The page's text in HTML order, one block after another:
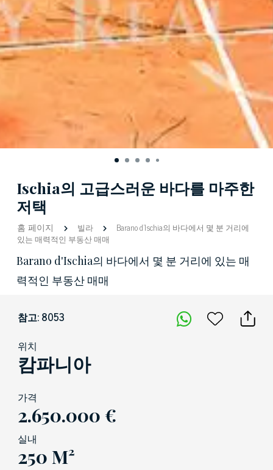
Ischia의 고급스러운 바다를 마주한
저택
홈 페이지 빌라
Barano d'Ischia의 바다에서 몇 분 거리에
있는 매력적인 부동산 매매
Barano d'Ischia의 바다에서 몇 분 거리에 있는 매
력적인 부동산 매매
참고: 8053
위치
캄파니아
가격
2.650.000 €
실내
250 M²